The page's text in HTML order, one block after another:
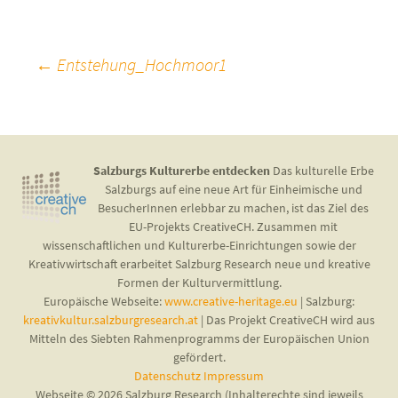
Beitragsnavigation
← Entstehung_Hochmoor1
Salzburgs Kulturerbe entdecken Das kulturelle Erbe
Salzburgs auf eine neue Art für Einheimische und
BesucherInnen erlebbar zu machen, ist das Ziel des
EU-Projekts CreativeCH. Zusammen mit
wissenschaftlichen und Kulturerbe-Einrichtungen sowie der
Kreativwirtschaft erarbeitet Salzburg Research neue und kreative
Formen der Kulturvermittlung.
Europäische Webseite:www.creative-heritage.eu | Salzburg:
kreativkultur.salzburgresearch.at | Das Projekt CreativeCH wird aus
Mitteln des Siebten Rahmenprogramms der Europäischen Union
gefördert.
Datenschutz Impressum
Webseite © 2026 Salzburg Research (Inhalterechte sind jeweils